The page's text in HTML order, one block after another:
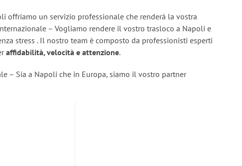
offriamo un servizio professionale che renderà la vostra
– Vogliamo rendere il vostro trasloco a Napoli e
stress . Il nostro team è composto da professionisti esperti
affidabilità, velocità e attenzione.
– Sia a Napoli che in Europa, siamo il vostro partner